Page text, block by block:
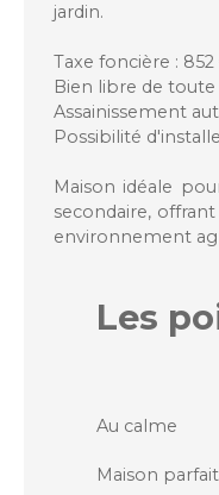
jardin.
Taxe foncière :
Bien libre de
Assainissement
Possibilité
Maison idéale
secondaire,
environnement
Les
Au calme
Maison